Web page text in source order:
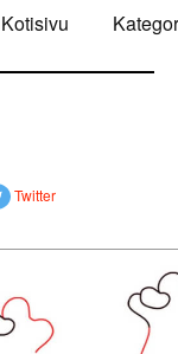
Kotisivu
Twitter